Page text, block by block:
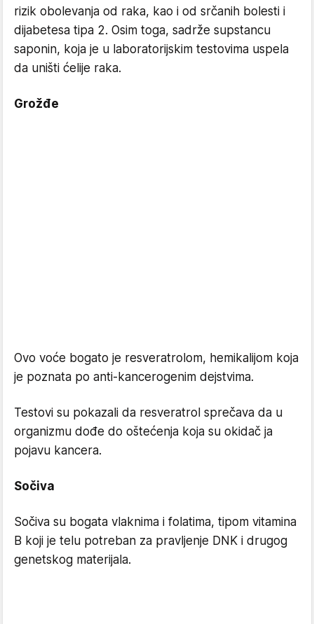
rizik obolevanja od raka, kao i od srčanih bolesti i
dijabetesa tipa 2. Osim toga, sadrže supstancu
saponin, koja je u laboratorijskim testovima uspela
da uništi ćelije raka.
Grožđe
Ovo voće bogato je resveratrolom, hemikalijom koja
je poznata po anti-kancerogenim dejstvima.
Testovi su pokazali da resveratrol sprečava da u
organizmu dođe do oštećenja koja su okidač ja
pojavu kancera.
Sočiva
Sočiva su bogata vlaknima i folatima, tipom vitamina
B koji je telu potreban za pravljenje DNK i drugog
genetskog materijala.